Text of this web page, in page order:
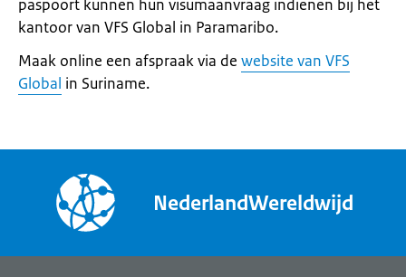
paspoort kunnen hun visumaanvraag indienen bij het
kantoor van VFS Global in Paramaribo.
Maak online een afspraak via de website van VFS
Global in Suriname.
NederlandWereldwijd